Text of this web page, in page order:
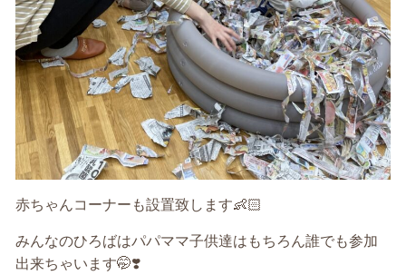
赤ちゃんコーナーも設置致します👶🏻
みんなのひろばはパパママ子供達はもちろん誰でも参加
出来ちゃいます🤭❣️